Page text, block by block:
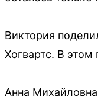
Виктория
Хогвартс. В этом
Анна